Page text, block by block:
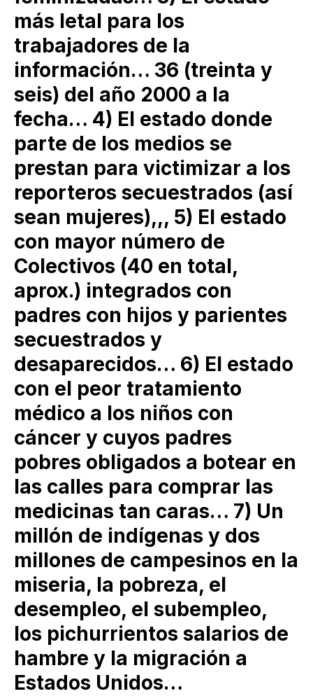
más letal para los
trabajadores de la
información… 36 (treinta y
seis) del año 2000 a la
fecha… 4) El estado donde
parte de los medios se
prestan para victimizar a los
reporteros secuestrados (así
sean mujeres),,, 5) El estado
con mayor número de
Colectivos (40 en total,
aprox.) integrados con
padres con hijos y parientes
secuestrados y
desaparecidos… 6) El estado
con el peor tratamiento
médico a los niños con
cáncer y cuyos padres
pobres obligados a botear en
las calles para comprar las
medicinas tan caras… 7) Un
millón de indígenas y dos
millones de campesinos en la
miseria, la pobreza, el
desempleo, el subempleo,
los pichurrientos salarios de
hambre y la migración a
Estados Unidos…